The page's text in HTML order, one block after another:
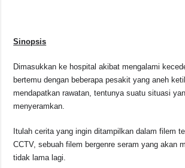
Sinopsis
Dimasukkan ke hospital akibat mengalami
bertemu dengan beberapa pesakit yang aneh
mendapatkan rawatan, tentunya suatu situasi
menyeramkan.
Itulah cerita yang ingin ditampilkan dalam filem
CCTV, sebuah filem bergenre seram yang akan
tidak lama lagi.